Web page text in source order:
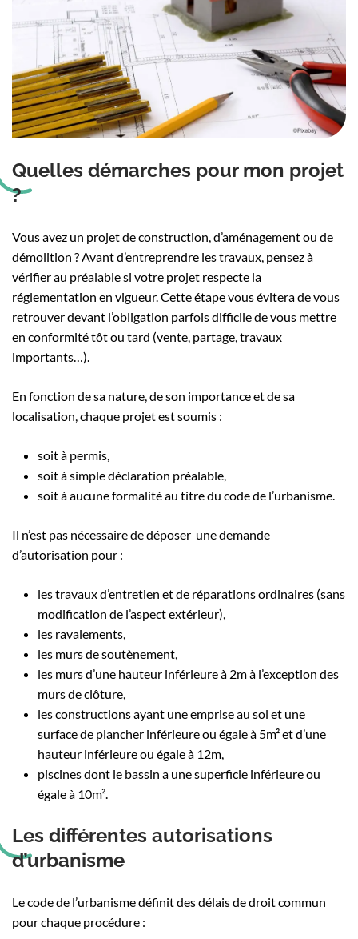
Quelles démarches pour mon projet
?
Vous avez un projet de construction, d’aménagement ou de
démolition ? Avant d’entreprendre les travaux, pensez à
vérifier au préalable si votre projet respecte la
réglementation en vigueur. Cette étape vous évitera de vous
retrouver devant l’obligation parfois difficile de vous mettre
en conformité tôt ou tard (vente, partage, travaux
importants…).
En fonction de sa nature, de son importance et de sa
localisation, chaque projet est soumis :
soit à permis,
soit à simple déclaration préalable,
soit à aucune formalité au titre du code de l’urbanisme.
Il n’est pas nécessaire de déposer une demande
d’autorisation pour :
les travaux d’entretien et de réparations ordinaires (sans
modification de l’aspect extérieur),
les ravalements,
les murs de soutènement,
les murs d’une hauteur inférieure à 2m à l’exception des
murs de clôture,
les constructions ayant une emprise au sol et une
surface de plancher inférieure ou égale à 5m² et d’une
hauteur inférieure ou égale à 12m,
piscines dont le bassin a une superficie inférieure ou
égale à 10m².
Les différentes autorisations
d’urbanisme
Le code de l’urbanisme définit des délais de droit commun
pour chaque procédure :